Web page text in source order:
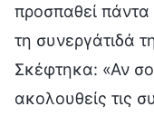
προσπαθεί
τη συνεργάτιδά
Σκέφτηκα: «Αν
ακολουθείς τις